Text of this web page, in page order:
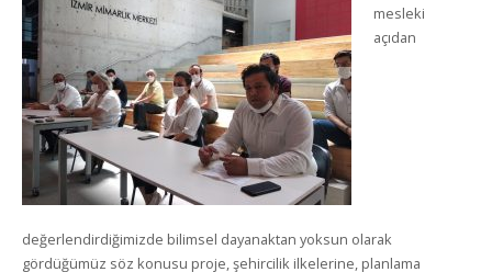
mesleki
açıdan
değerlendirdiğimizde bilimsel dayanaktan yoksun olarak
gördüğümüz söz konusu proje, şehircilik ilkelerine, planlama